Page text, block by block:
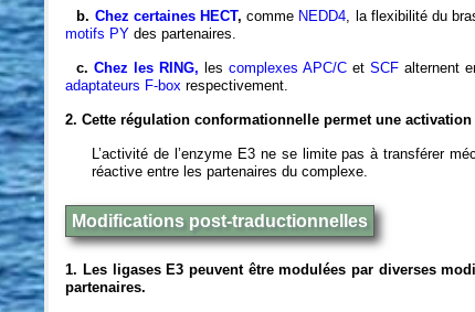
b. Chez certaines HECT,comme NEDD4, la flexibilité du
motifs PY des partenaires.
c.Chez les RING, les complexes APC/C et SCFalternent
adaptateurs F-box respectivement.
2. Cette régulation conformationnelle permet une
L’activité de l’enzyme E3 ne se limite pas à transférer
réactive entre les partenaires du complexe.
Modifications post-traductionnelles
1. Les ligases E3 peuvent être modulées par diverses
partenaires.